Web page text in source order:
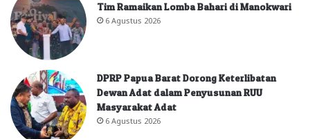
Tim Ramaikan Lomba Bahari di Manokwari
6 Agustus 2026
DPRP Papua Barat Dorong Keterlibatan
Dewan Adat dalam Penyusunan RUU
Masyarakat Adat
6 Agustus 2026